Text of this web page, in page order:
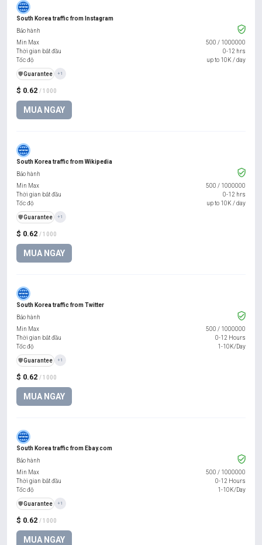
South Korea traffic from Instagram
$ 0.62 / 1000
MUA NGAY
Bảo hành
Min Max
500 / 1000000
Thời gian bắt đầu
0-12 hrs
Tốc độ
up to 10K / day
️🛡️Guarantee +1
South Korea traffic from Wikipedia
$ 0.62 / 1000
MUA NGAY
Bảo hành
Min Max
500 / 1000000
Thời gian bắt đầu
0-12 hrs
Tốc độ
up to 10K / day
️🛡️Guarantee +1
South Korea traffic from Twitter
$ 0.62 / 1000
MUA NGAY
Bảo hành
Min Max
500 / 1000000
Thời gian bắt đầu
0-12 Hours
Tốc độ
1-10K/Day
️🛡️Guarantee +1
South Korea traffic from Ebay.com
$ 0.62 / 1000
MUA NGAY
Bảo hành
Min Max
500 / 1000000
Thời gian bắt đầu
0-12 Hours
Tốc độ
1-10K/Day
️🛡️Guarantee +1